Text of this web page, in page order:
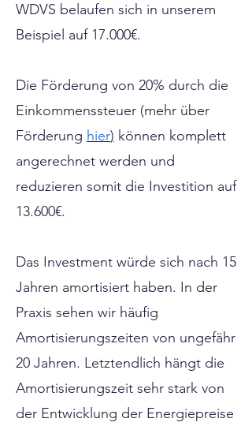
WDVS belaufen sich in unserem
Beispiel auf 17.000€.
Die Förderung von 20% durch die
Einkommenssteuer (mehr über
Förderung hier) können komplett
angerechnet werden und
reduzieren somit die Investition auf
13.600€.
Das Investment würde sich nach 15
Jahren amortisiert haben. In der
Praxis sehen wir häufig
Amortisierungszeiten von ungefähr
20 Jahren. Letztendlich hängt die
Amortisierungszeit sehr stark von
der Entwicklung der Energiepreise